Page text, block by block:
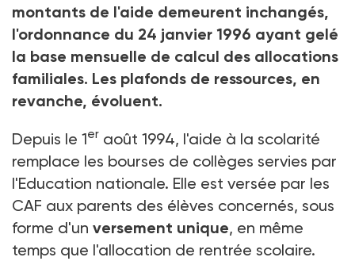
montants de l'aide demeurent inchangés,
l'ordonnance du 24 janvier 1996 ayant gelé
la base mensuelle de calcul des allocations
familiales. Les plafonds de ressources, en
revanche, évoluent.
Depuis le 1er août 1994, l'aide à la scolarité
remplace les bourses de collèges servies par
l'Education nationale. Elle est versée par les
CAF aux parents des élèves concernés, sous
forme d'un versement unique, en même
temps que l'allocation de rentrée scolaire.